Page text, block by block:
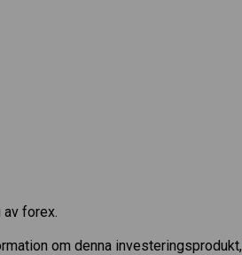
av forex.
om denna investeringsprodukt,